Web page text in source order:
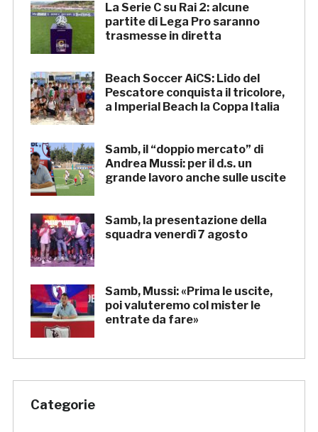
La Serie C su Rai 2: alcune
partite di Lega Pro saranno
trasmesse in diretta
Beach Soccer AiCS: Lido del
Pescatore conquista il tricolore,
a Imperial Beach la Coppa Italia
Samb, il “doppio mercato” di
Andrea Mussi: per il d.s. un
grande lavoro anche sulle uscite
Samb, la presentazione della
squadra venerdì 7 agosto
Samb, Mussi: «Prima le uscite,
poi valuteremo col mister le
entrate da fare»
Categorie